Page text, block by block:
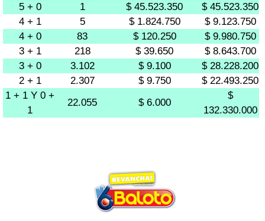
5 + 0
1 $ 45.523.350
$ 45.523.350
4 + 1
5 $ 1.824.750
$ 9.123.750
4 + 0
83 $ 120.250
$ 9.980.750
3 + 1
218 $ 39.650
$ 8.643.700
3 + 0
3.102 $ 9.100
$ 28.228.200
2 + 1
2.307 $ 9.750
$ 22.493.250
1 + 1 Y 0 +
1
22.055 $ 6.000
$
132.330.000